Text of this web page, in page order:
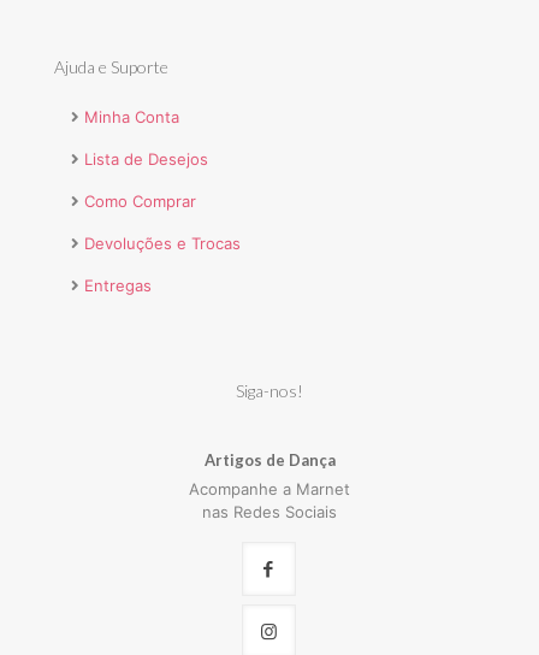
Ajuda e Suporte
Minha Conta
Lista de Desejos
Como Comprar
Devoluções e Trocas
Entregas
Siga-nos!
Artigos de Dança
Acompanhe a Marnet
nas Redes Sociais